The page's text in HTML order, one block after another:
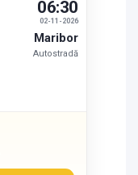
02-11-2026
06:30
Maribor
Autostradă